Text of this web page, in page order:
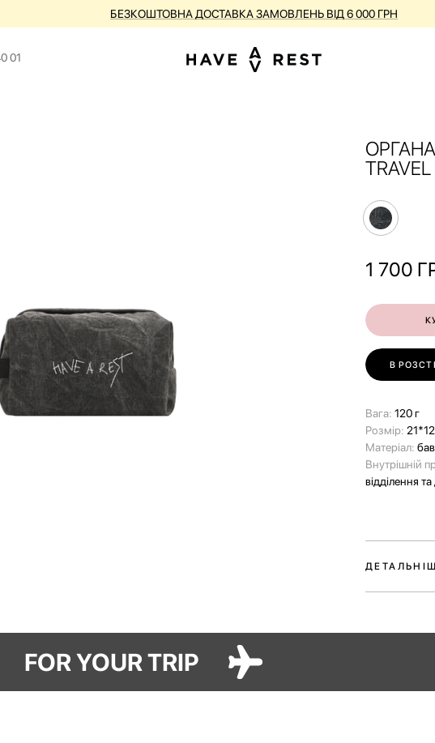
БЕЗКОШТОВНА ДОСТАВКА ЗАМОВЛЕНЬ ВІД 6 000 ГРН
01
1 700
В
Вага: 120 г
Розмір:
Матеріал:
Внутрішній
відділення
часом
FOR YOUR TRIP